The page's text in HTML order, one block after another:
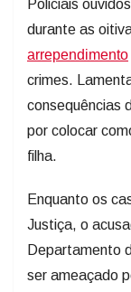
Policiais
durante as
arrependimento
crimes.
consequências
por colocar
filha.
Enquanto os
Justiça, o
Departamento
ser ameaçado